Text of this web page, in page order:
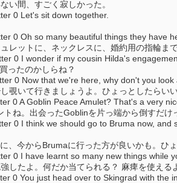
い間、すごく寂しかった。
0 Let's sit down together.
0 Oh so many beautiful things they have
レットに、ネックレスに、婚約用の指輪ま
0 I wonder if my cousin Hilda's
ったのかしらね？
0 Now that we're here, why don't you
覗いて行きましょうよ。ひょっとしたらい
0 A Goblin Peace Amulet? That's a very
トね。出会ったGoblinを片っ端から倒すだ
0 I think we should go to Bruma now,
、今からBrumaに行った方が良いかも。ひ
0 I have learnt so many new things while
したよ。何だか当てられる？ 麻痺を使える
0 You just head over to Skingrad with